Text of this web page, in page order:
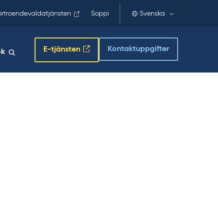
Soppi Svenska
E-tjänsten Kontaktuppgifter